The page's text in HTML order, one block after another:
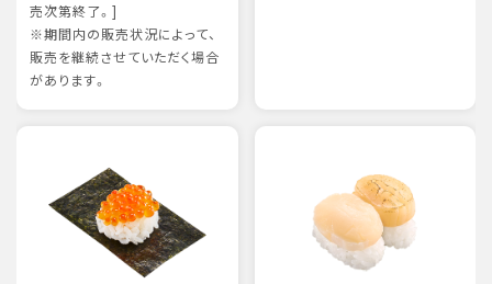
売次第終了。]
※期間内の販売状況によって、
販売を継続させていただく場合
があります。